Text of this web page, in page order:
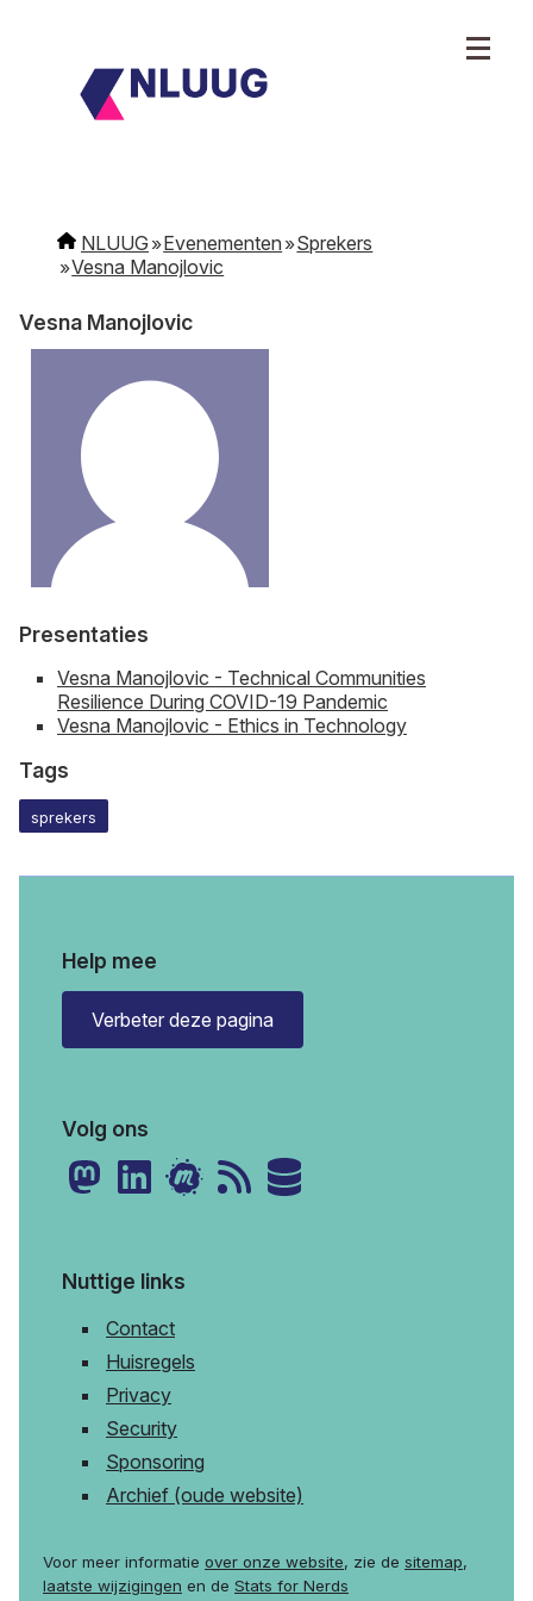
NLUUG Evenementen
Sprekers
Vesna Manojlovic
Vesna Manojlovic
Presentaties
Vesna Manojlovic - Technical Communities
Resilience During COVID-19 Pandemic
Vesna Manojlovic - Ethics in Technology
Tags
sprekers
Help mee
Verbeter deze pagina
Volg ons
Nuttige links
Contact
Huisregels
Privacy
Security
Sponsoring
Archief (oude website)
Voor meer informatie over onze website, zie de sitemap,
laatste wijzigingen en de Stats for Nerds